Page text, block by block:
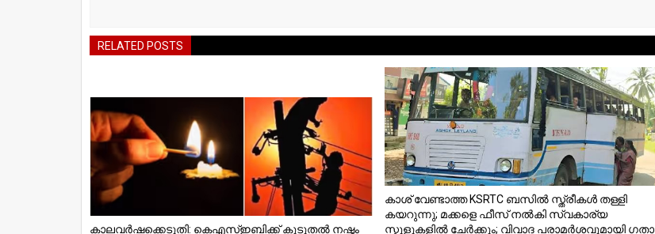
RELATED POSTS
കാലവര്‍ഷക്കെടുതി: കെഎസ്‌ഇബിക്ക് കൂടുതല്‍ നഷ്ടം
കാശ് വേണ്ടാത്ത KSRTC ബസിൽ സ്ത്രീകൾ തള്ളി
കയറുന്നു; മക്കളെ ഫീസ് നൽകി സ്വകാര്യ
സ്കൂളുകളിൽ ചേർക്കും; വിവാദ പരാമർശവുമായി ഗതാ​